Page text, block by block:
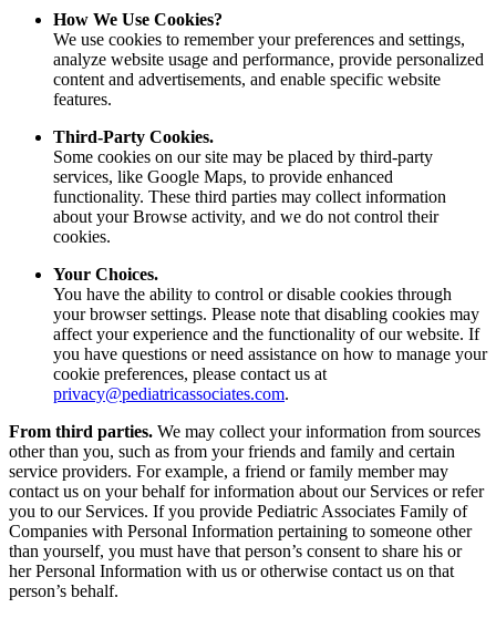
How We Use Cookies?
We use cookies to remember your preferences and settings,
analyze website usage and performance, provide personalized
content and advertisements, and enable specific website
features.
Third-Party Cookies.
Some cookies on our site may be placed by third-party
services, like Google Maps, to provide enhanced
functionality. These third parties may collect information
about your Browse activity, and we do not control their
cookies.
Your Choices.
You have the ability to control or disable cookies through
your browser settings. Please note that disabling cookies may
affect your experience and the functionality of our website. If
you have questions or need assistance on how to manage your
cookie preferences, please contact us at
privacy@pediatricassociates.com.
From third parties. We may collect your information from sources
other than you, such as from your friends and family and certain
service providers. For example, a friend or family member may
contact us on your behalf for information about our Services or refer
you to our Services. If you provide Pediatric Associates Family of
Companies with Personal Information pertaining to someone other
than yourself, you must have that person’s consent to share his or
her Personal Information with us or otherwise contact us on that
person’s behalf.